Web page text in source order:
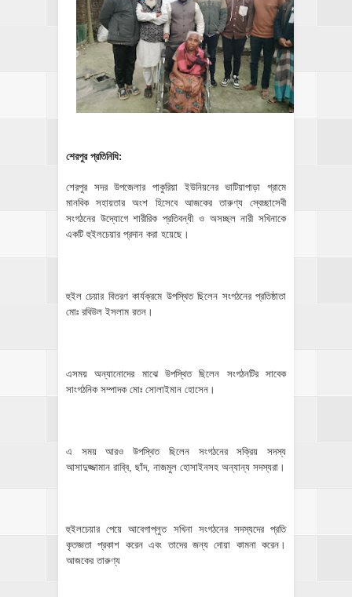
শেরপুর প্রতিনিধি:
শেরপুর সদর উপজেলার পাকুরিয়া ইউনিয়নের ভাটিয়াপাড়া গ্রামে
মানবিক সহায়তার অংশ হিসেবে আজকের তারুণ্য স্বেচ্ছাসেবী
সংগঠনের উদ্যোগে শারীরিক প্রতিবন্ধী ও অসচ্ছল নারী সখিনাকে
একটি হুইলচেয়ার প্রদান করা হয়েছে।
হুইল চেয়ার বিতরণ কার্যক্রমে উপস্থিত ছিলেন সংগঠনের প্রতিষ্ঠাতা
মোঃ রবিউল ইসলাম রতন।
এসময় অন্যানোদের মাঝে উপস্থিত ছিলেন সংগঠনটির সাবেক
সাংগঠনিক সম্পাদক মোঃ সোলাইমান হোসেন।
এ সময় আরও উপস্থিত ছিলেন সংগঠনের সক্রিয় সদস্য
আসাদুজ্জামান রাব্বি, ছাঁদ, নাজমুল হোসাইনসহ অন্যান্য সদস্যরা।
হুইলচেয়ার পেয়ে আবেগাপ্লুত সখিনা সংগঠনের সদস্যদের প্রতি
কৃতজ্ঞতা প্রকাশ করেন এবং তাদের জন্য দোয়া কামনা করেন।
আজকের তারুণ্য